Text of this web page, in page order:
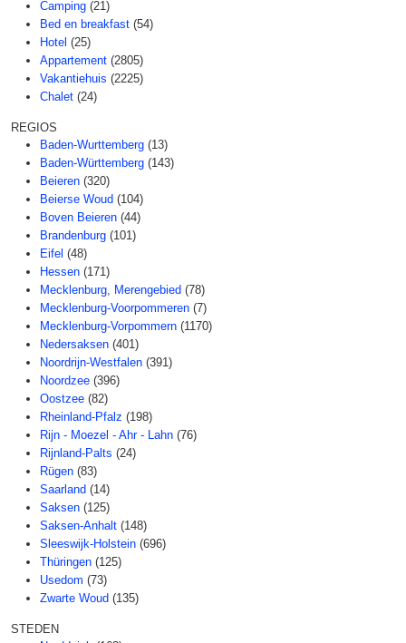
Camping (21)
Bed en breakfast (54)
Hotel (25)
Appartement (2805)
Vakantiehuis (2225)
Chalet (24)
REGIOS
Baden-Wurttemberg (13)
Baden-Württemberg (143)
Beieren (320)
Beierse Woud (104)
Boven Beieren (44)
Brandenburg (101)
Eifel (48)
Hessen (171)
Mecklenburg, Merengebied (78)
Mecklenburg-Voorpommeren (7)
Mecklenburg-Vorpommern (1170)
Nedersaksen (401)
Noordrijn-Westfalen (391)
Noordzee (396)
Oostzee (82)
Rheinland-Pfalz (198)
Rijn - Moezel - Ahr - Lahn (76)
Rijnland-Palts (24)
Rügen (83)
Saarland (14)
Saksen (125)
Saksen-Anhalt (148)
Sleeswijk-Holstein (696)
Thüringen (125)
Usedom (73)
Zwarte Woud (135)
STEDEN